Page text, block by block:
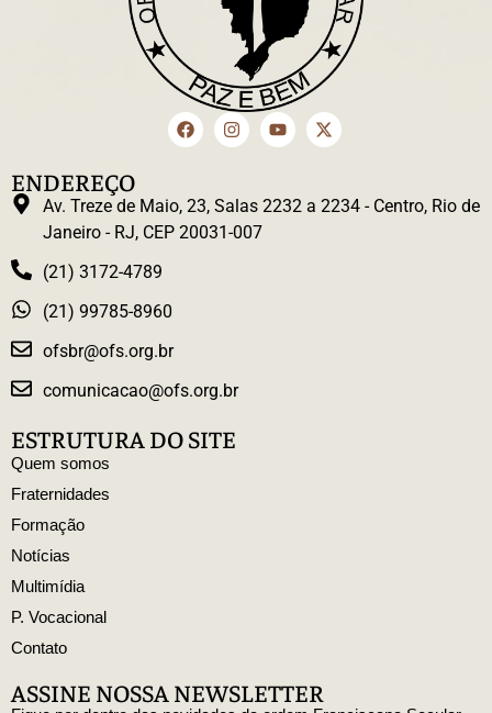
ENDEREÇO
Av. Treze de Maio, 23, Salas 2232 a 2234 - Centro, Rio de
Janeiro - RJ, CEP 20031-007
(21) 3172-4789
(21) 99785-8960
ofsbr@ofs.org.br
comunicacao@ofs.org.br
ESTRUTURA DO SITE
Quem somos
Fraternidades
Formação
Notícias
Multimídia
P. Vocacional
Contato
ASSINE NOSSA NEWSLETTER